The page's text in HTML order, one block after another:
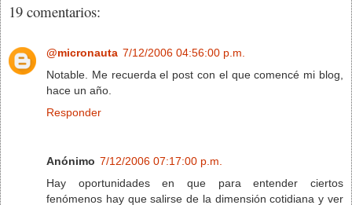
19 comentarios:
@micronauta 7/12/2006 04:56:00 p.m.
Notable. Me recuerdael post con el que comencé mi blog
hace un año.
Responder
Anónimo 7/12/2006 07:17:00 p.m.
Hay oportunidades en que para entender ciertos
fenómenos hay que salirse de la dimensión cotidiana y ver